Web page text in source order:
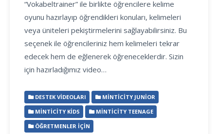
“Vokabeltrainer” ile birlikte öğrencilere kelime
oyunu hazırlayıp öğrendikleri konuları, kelimeleri
veya üniteleri pekiştirmelerini sağlayabilirsiniz. Bu
seçenek ile öğrencileriniz hem kelimeleri tekrar
edecek hem de eğlenerek öğreneceklerdir. Sizin
için hazırladığımız video…
DESTEK VIDEOLARI
MINTICITY JUNIOR
MINTICITY KIDS
MINTICITY TEENAGE
ÖĞRETMENLER İÇIN